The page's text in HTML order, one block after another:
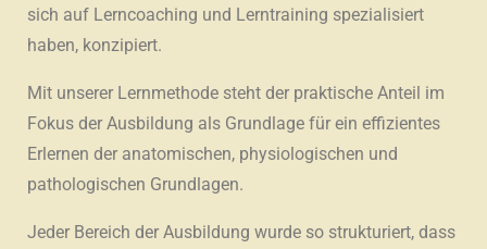
sich auf Lerncoaching und Lerntraining spezialisiert
haben, konzipiert.
Mit unserer Lernmethode steht der praktische Anteil im
Fokus der Ausbildung als Grundlage für ein effizientes
Erlernen der anatomischen, physiologischen und
pathologischen Grundlagen.
Jeder Bereich der Ausbildung wurde so strukturiert, dass